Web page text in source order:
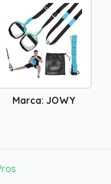
Marca: JOWY